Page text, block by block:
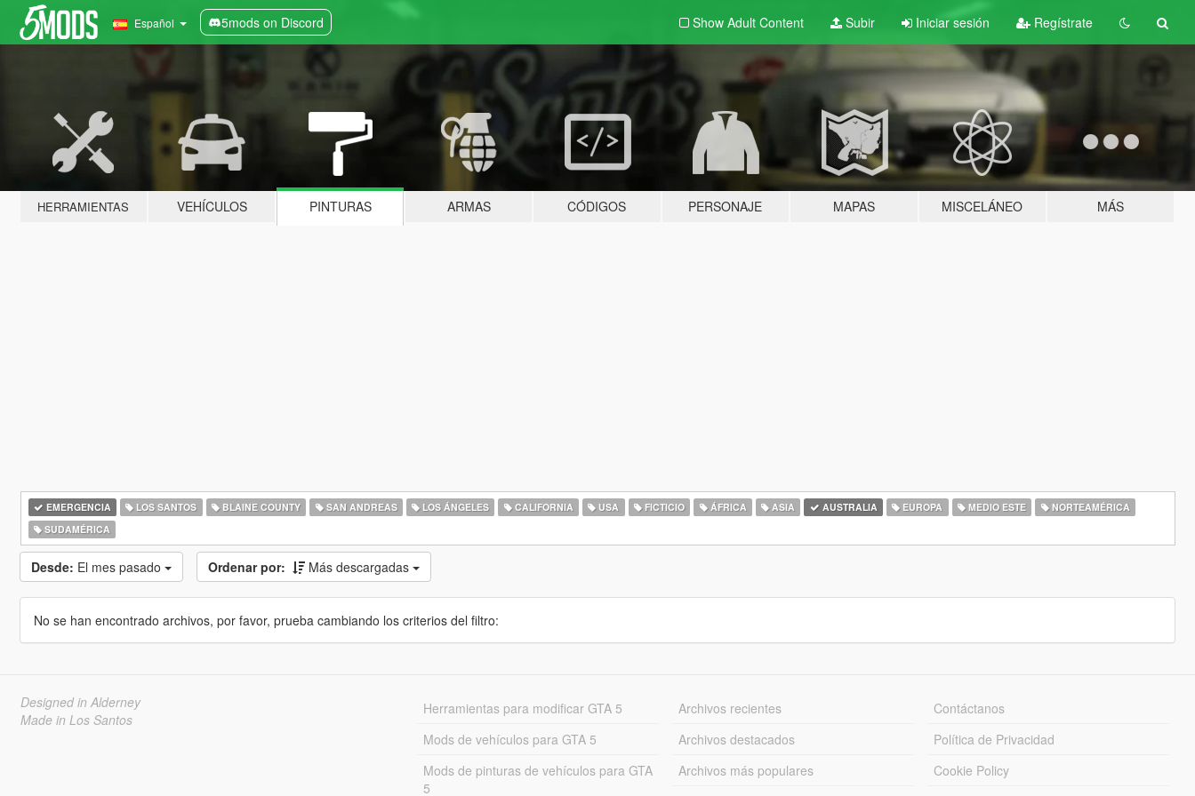
Español 5mods on Discord Show Adult Content Subir Iniciar sesión Regístrate
HERRAMIENTAS VEHÍCULOS PINTURAS ARMAS CÓDIGOS PERSONAJE MAPAS MISCELÁNEO MÁS
EMERGENCIA LOS SANTOS BLAINE COUNTY SAN ANDREAS LOS ÁNGELES CALIFORNIA USA FICTICIO ÁFRICA ASIA AUSTRALIA EUROPA MEDIO ESTE
NORTEAMÉRICA
SUDAMÉRICA
Desde: El mes pasado Ordenar por: Más descargadas
No se han encontrado archivos, por favor, prueba cambiando los criterios del filtro:
Designed in Alderney
Made in Los Santos
Herramientas para modificar GTA 5
Mods de vehículos para GTA 5
Mods de pinturas de vehículos para GTA
5
Archivos recientes
Archivos destacados
Archivos más populares
Contáctanos
Política de Privacidad
Cookie Policy